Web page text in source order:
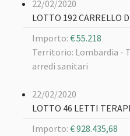
22/02/2020
LOTTO 192 CARRELLO
Importo: € 55.218
Territorio: Lombardia -
arredi sanitari
22/02/2020
LOTTO 46 LETTI
Importo: € 928.435,68